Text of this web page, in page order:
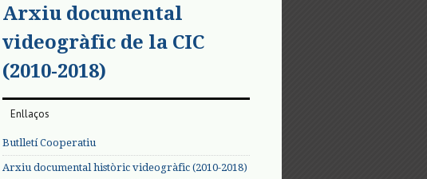
Arxiu documental
videogràfic de la CIC
(2010-2018)
Enllaços
Butlletí Cooperatiu
Arxiu documental històric videogràfic (2010-2018)